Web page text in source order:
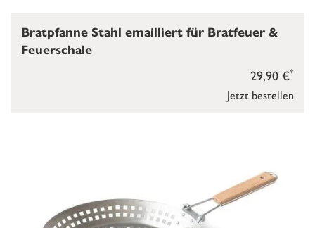
Jetzt bestellen
29,90 €*
Bratpfanne Stahl emailliert für Bratfeuer &
Feuerschale